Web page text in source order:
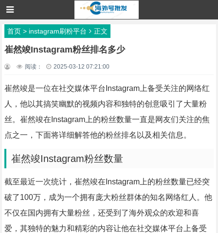
首页> instagram刷粉平台 正文
崔然竣Instagram粉丝排名多少
阅读： 2025-03-12 07:21:00
崔然竣是一位在社交媒体平台Instagram上备受关注的网络红
人，他以其搞笑幽默的视频内容和独特的创意吸引了大量粉
丝。崔然竣在Instagram上的粉丝数量一直是网友们关注的焦
点之一，下面将详细解答他的粉丝排名以及相关信息。
崔然竣Instagram粉丝数量
截至最近一次统计，崔然竣在Instagram上的粉丝数量已经突
破了100万，成为一个拥有庞大粉丝群体的知名网络红人。他
不仅在国内拥有大量粉丝，还受到了海外观众的欢迎和喜
爱，其独特的魅力和精彩的内容让他在社交媒体平台上备受